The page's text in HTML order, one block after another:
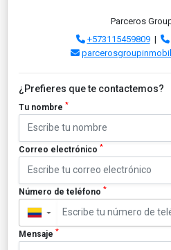
Parceros
+573115459809|
¿Prefieres que te contactemos?
Tu nombre *
Correo electrónico *
Número de teléfono *
▼
Mensaje *